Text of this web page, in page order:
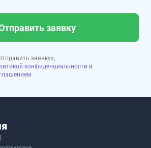
заявку
заявку»,
конфиденциальности и